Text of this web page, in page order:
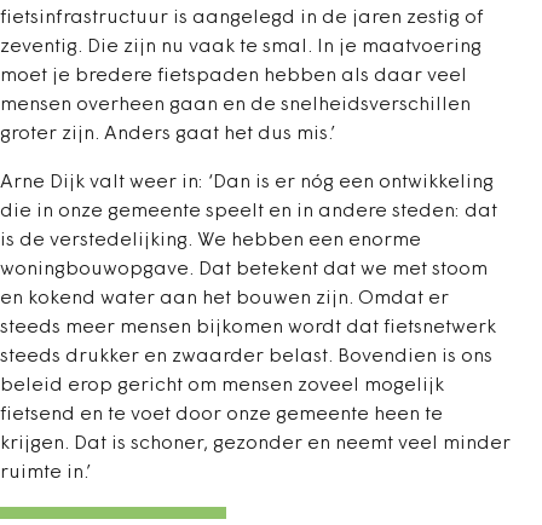
fietsinfrastructuur is aangelegd in de jaren zestig of
zeventig. Die zijn nu vaak te smal. In je maatvoering
moet je bredere fietspaden hebben als daar veel
mensen overheen gaan en de snelheidsverschillen
groter zijn. Anders gaat het dus mis.’
Arne Dijk valt weer in: ‘Dan is er nóg een ontwikkeling
die in onze gemeente speelt en in andere steden: dat
is de verstedelijking. We hebben een enorme
woningbouwopgave. Dat betekent dat we met stoom
en kokend water aan het bouwen zijn. Omdat er
steeds meer mensen bijkomen wordt dat fietsnetwerk
steeds drukker en zwaarder belast. Bovendien is ons
beleid erop gericht om mensen zoveel mogelijk
fietsend en te voet door onze gemeente heen te
krijgen. Dat is schoner, gezonder en neemt veel minder
ruimte in.’